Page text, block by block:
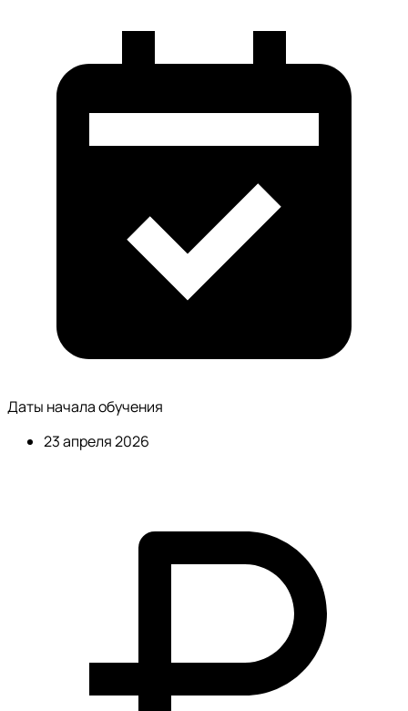
Даты начала обучения
23 апреля 2026